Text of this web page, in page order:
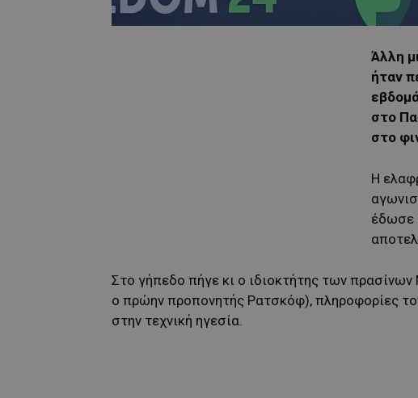
Άλλη
ήταν
στο
στο
Η
έδωσε
Στο γήπεδο πήγε κι ο ιδιοκτήτης των
ο πρώην προπονητής Ρατσκόφ), πληροφορίες
στην τεχνική ηγεσία.